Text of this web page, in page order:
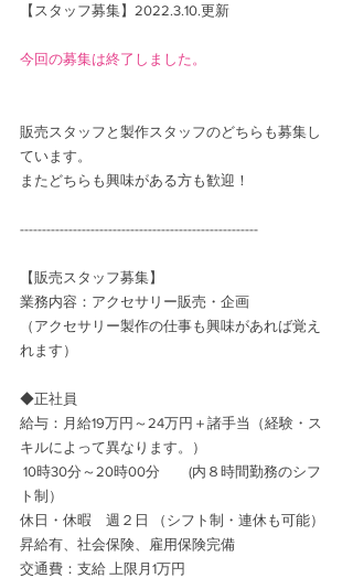
【スタッフ募集】2022.3.10.更新
今回の募集は終了しました。
販売スタッフと製作スタッフのどちらも募集し
ています。
またどちらも興味がある方も歓迎！
------------------------------------------------------
【販売スタッフ募集】
業務内容：アクセサリー販売・企画
（アクセサリー製作の仕事も興味があれば覚え
れます）
◆正社員
給与：月給19万円～24万円＋諸手当（経験・ス
キルによって異なります。）
ト制）
休日・休暇　週２日 （シフト制・連休も可能）
昇給有、社会保険、雇用保険完備
交通費：支給 上限月1万円